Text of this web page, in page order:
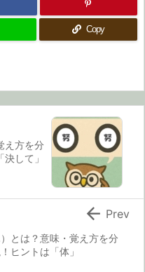
Copy
え方を分
して」
とは？意味・覚え方を分
ヒントは「体」
 Prev